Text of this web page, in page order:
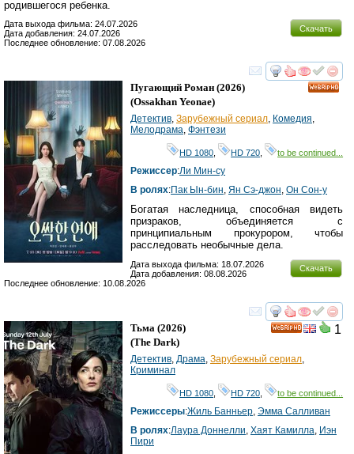
родившегося ребенка.
Скачать
Дата выхода фильма: 24.07.2026
Дата добавления: 24.07.2026
Последнее обновление: 07.08.2026
смотреть
Пугающий Роман (2026)
(Ossakhan Yeonae)
Детектив, Зарубежный сериал, Комедия,
Мелодрама, Фэнтези
HD 1080 HD 720 to be continued...
Режиссер:Ли Мин-су
В ролях:Пак Ын-бин, Ян Сэ-джон, Он Сон-у
Богатая наследница, способная видеть
призраков, объединяется с
принципиальным прокурором, чтобы
расследовать необычные дела.
Скачать
Дата выхода фильма: 18.07.2026
Дата добавления: 08.08.2026
Последнее обновление: 10.08.2026
смотреть
1
Тьма (2026)
(The Dark)
Детектив, Драма, Зарубежный сериал,
Криминал
HD 1080 HD 720 to be continued...
Режиссеры:Жиль Банньер, Эмма Салливан
В ролях:Лаура Доннелли, Хаят Камилла, Иэн
Пири